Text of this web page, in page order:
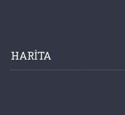
HARITA